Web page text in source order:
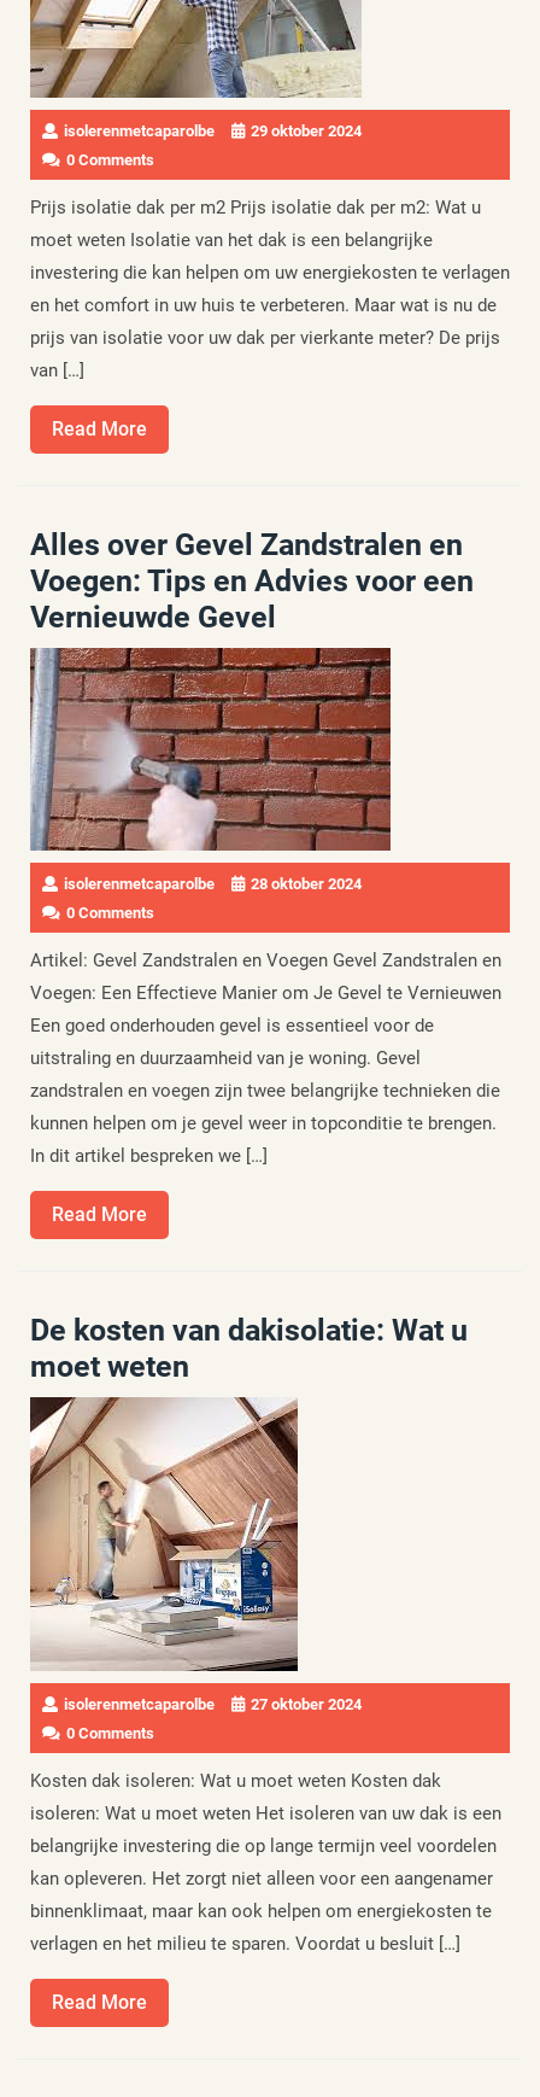
isolerenmetcaparolbe
29 oktober 2024
0 Comments
Prijs isolatie dak per m2 Prijs isolatie dak per m2: Wat u
moet weten Isolatie van het dak is een belangrijke
investering die kan helpen om uw energiekosten te verlagen
en het comfort in uw huis te verbeteren. Maar wat is nu de
prijs van isolatie voor uw dak per vierkante meter? De prijs
van […]
Read More
More
Alles over Gevel Zandstralen en
Voegen: Tips en Advies voor een
Vernieuwde Gevel
isolerenmetcaparolbe
28 oktober 2024
0 Comments
Artikel: Gevel Zandstralen en Voegen Gevel Zandstralen en
Voegen: Een Effectieve Manier om Je Gevel te Vernieuwen
Een goed onderhouden gevel is essentieel voor de
uitstraling en duurzaamheid van je woning. Gevel
zandstralen en voegen zijn twee belangrijke technieken die
kunnen helpen om je gevel weer in topconditie te brengen.
In dit artikel bespreken we […]
Read More
More
De kosten van dakisolatie: Wat u
moet weten
isolerenmetcaparolbe
27 oktober 2024
0 Comments
Kosten dak isoleren: Wat u moet weten Kosten dak
isoleren: Wat u moet weten Het isoleren van uw dak is een
belangrijke investering die op lange termijn veel voordelen
kan opleveren. Het zorgt niet alleen voor een aangenamer
binnenklimaat, maar kan ook helpen om energiekosten te
verlagen en het milieu te sparen. Voordat u besluit […]
Read More
More